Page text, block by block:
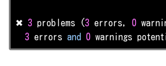
✖ 3 problems (3 errors, 0
3 errors and 0 warnings